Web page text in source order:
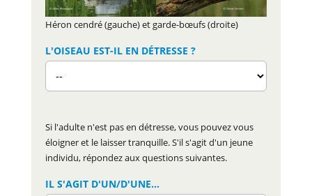
Héron cendré (gauche) et garde-bœufs (droite)
L'OISEAU EST-IL EN DÉTRESSE ?
Si l'adulte n'est pas en détresse, vous pouvez vous
éloigner et le laisser tranquille. S'il s'agit d'un jeune
individu, répondez aux questions suivantes.
IL S'AGIT D'UN/D'UNE...